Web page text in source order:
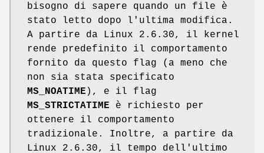
bisogno di sapere quando un file è
stato letto dopo l'ultima modifica.
A partire da Linux 2.6.30, il kernel
rende predefinito il comportamento
fornito da questo flag (a meno che
non sia stata specificato
MS_NOATIME ), e il flag
MS_STRICTATIME è richiesto per
ottenere il comportamento
tradizionale. Inoltre, a partire da
Linux 2.6.30, il tempo dell'ultimo